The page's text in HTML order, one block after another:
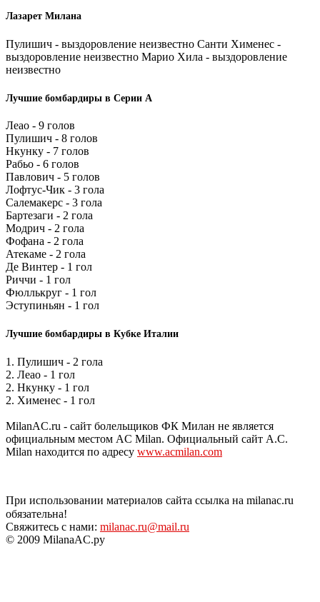
Лазарет Милана
Пулишич - выздоровление неизвестно Санти Хименес -
выздоровление неизвестно Марио Хила - выздоровление
неизвестно
Лучшие бомбардиры в Серии А
Леао - 9 голов
Пулишич - 8 голов
Нкунку - 7 голов
Рабьо - 6 голов
Павлович - 5 голов
Лофтус-Чик - 3 гола
Салемакерс - 3 гола
Бартезаги - 2 гола
Модрич - 2 гола
Фофана - 2 гола
Атекаме - 2 гола
Де Винтер - 1 гол
Риччи - 1 гол
Фюллькруг - 1 гол
Эступиньян - 1 гол
Лучшие бомбардиры в Кубке Италии
1. Пулишич - 2 гола
2. Леао - 1 гол
2. Нкунку - 1 гол
2. Хименес - 1 гол
MilanAC.ru - сайт болельщиков ФК Милан не является
официальным местом AC Milan. Официальный сайт A.C.
Milan находится по адресу www.acmilan.com
При использовании материалов сайта ссылка на milanac.ru
обязательна!
Свяжитесь с нами: milanac.ru@mail.ru
© 2009 MilanaAC.ру